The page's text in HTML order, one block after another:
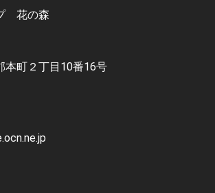
花の森
本町２丁目10番16号